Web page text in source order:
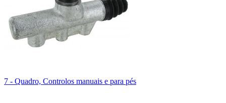
7 - Quadro, Controlos manuais e para pés